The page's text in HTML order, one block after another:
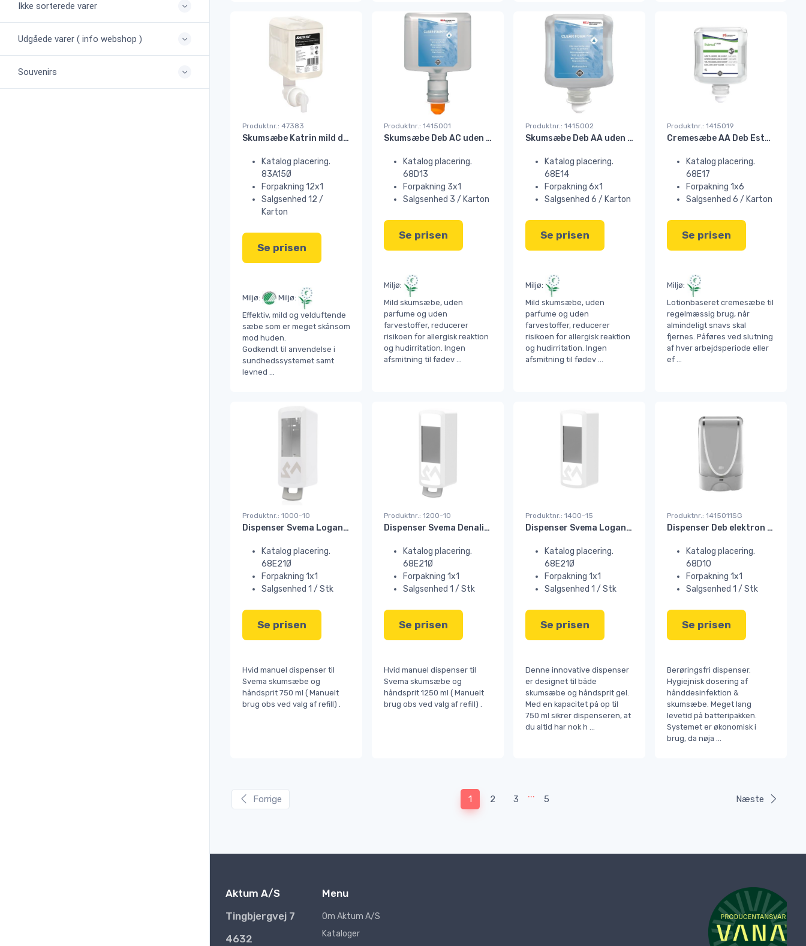
Ikke sorterede varer
Udgåede varer ( info webshop )
Souvenirs
Produktnr.: 47383
Skumsæbe Katrin mild duftende Sunny Garden 500 ml.BRUG:86483
Katalog placering.
83A15Ø
Forpakning 12x1
Salgsenhed 12 /
Karton
Se prisen
Miljø:
Miljø:
Effektiv, mild og velduftende
sæbe som er meget skånsom
mod huden.
Godkendt til anvendelse i
sundhedssystemet samt
levned
Produktnr.: 1415001
Skumsæbe Deb AC uden farve &duft CLR12LTF 1200 ml#
Katalog placering.
68D13
Forpakning 3x1
Salgsenhed 3 / Karton
Se prisen
Miljø:
Mild skumsæbe, uden
parfume og uden
farvestoffer, reducerer
risikoen for allergisk reaktion
og hudirritation. Ingen
afsmitning til fødev
Produktnr.: 1415002
Skumsæbe Deb AA uden farve & duft CLR1L 1 ltr
Katalog placering.
68E14
Forpakning 6x1
Salgsenhed 6 / Karton
Se prisen
Miljø:
Mild skumsæbe, uden
parfume og uden
farvestoffer, reducerer
risikoen for allergisk reaktion
og hudirritation. Ingen
afsmitning til fødev
Produktnr.: 1415019
Cremesæbe AA Deb Estesol u/ frv. & parf. 1 ltr PUW1L#
Katalog placering.
68E17
Forpakning 1x6
Salgsenhed 6 / Karton
Se prisen
Miljø:
Lotionbaseret cremesæbe til
regelmæssig brug, når
almindeligt snavs skal
fjernes. Påføres ved slutning
af hver arbejdsperiode eller
ef
Produktnr.: 1000-10
Dispenser Svema Logan-M manuel 750 ml sæbe/desinfek. hvid#
Katalog placering.
68E21Ø
Forpakning 1x1
Salgsenhed 1 / Stk
Se prisen
Hvid manuel dispenser til
Svema skumsæbe og
håndsprit 750 ml ( Manuelt
brug obs ved valg af refill) .
Produktnr.: 1200-10
Dispenser Svema Denali-M manuel 1250 ml sæbe/desinfek. hvid#
Katalog placering.
68E21Ø
Forpakning 1x1
Salgsenhed 1 / Stk
Se prisen
Hvid manuel dispenser til
Svema skumsæbe og
håndsprit 1250 ml ( Manuelt
brug obs ved valg af refill) .
Produktnr.: 1400-15
Dispenser Svema Logan-A auto. 750 ml sæbe/desinfek. hvid#
Katalog placering.
68E21Ø
Forpakning 1x1
Salgsenhed 1 / Stk
Se prisen
Denne innovative dispenser
er designet til både
skumsæbe og håndsprit gel.
Med en kapacitet på op til
750 ml sikrer dispenseren, at
du altid har nok h ...
Produktnr.: 1415011SG
Dispenser Deb elektron AC til 1200 ml TF2WHI hvid silver //#
Katalog placering.
68D10
Forpakning 1x1
Salgsenhed 1 / Stk
Se prisen
Berøringsfri dispenser.
Hygiejnisk dosering af
hånddesinfektion &
skumsæbe. Meget lang
levetid på batteripakken.
Systemet er økonomisk i
brug, da nøja ...
Forrige 1 2 3 ... 5 Næste
Aktum A/S
Tingbjergvej 7
4632
Menu
Om Aktum A/S
Kataloger